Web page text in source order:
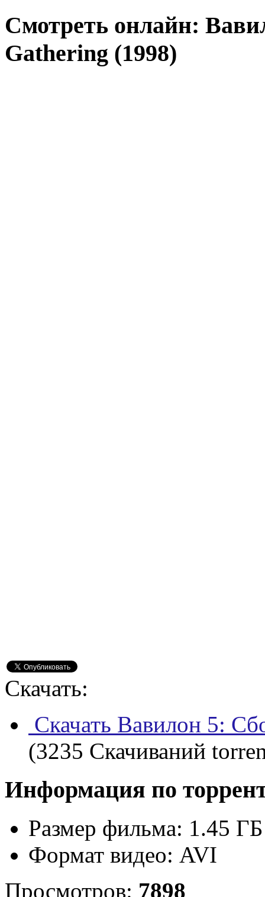
Смотреть онлайн:
Gathering (1998)
Скачать:
Скачать Вавилон 5:
(3235 Скачиваний
Информация по
Размер фильма: 1.45 ГБ
Формат видео: AVI
Просмотров: 7898